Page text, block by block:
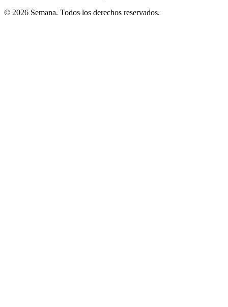
© 2026 Semana. Todos los derechos reservados.